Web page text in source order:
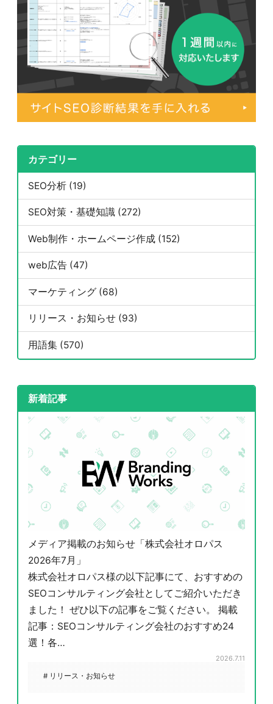
カテゴリー
SEO分析 (19)
SEO対策・基礎知識 (272)
Web制作・ホームページ作成 (152)
web広告 (47)
マーケティング (68)
リリース・お知らせ (93)
用語集 (570)
新着記事
メディア掲載のお知らせ「株式会社オロパス
2026年7月」
株式会社オロパス様の以下記事にて、おすすめの
SEOコンサルティング会社としてご紹介いただき
ました！ ぜひ以下の記事をご覧ください。 掲載
記事：SEOコンサルティング会社のおすすめ24
選！各…
2026.7.11
# リリース・お知らせ